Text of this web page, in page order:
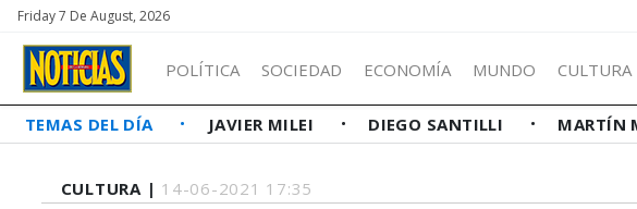
Friday 7 De August, 2026
POLÍTICA SOCIEDAD ECONOMÍA MUNDO CULTURA
TEMAS DEL DÍA JAVIER MILEI DIEGO SANTILLI MARTÍN
CULTURA | 14-06-2021 17:35